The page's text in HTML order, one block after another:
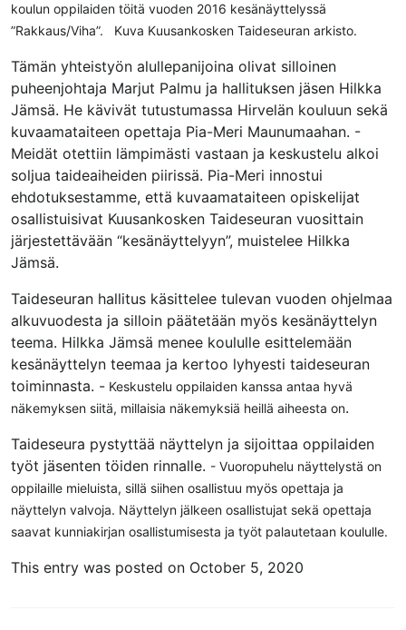
koulun oppilaiden töitä vuoden 2016 kesänäyttelyssä
”Rakkaus/Viha”. Kuva Kuusankosken Taideseuran arkisto.
Tämän yhteistyön alullepanijoina olivat silloinen
puheenjohtaja Marjut Palmu ja hallituksen jäsen Hilkka
Jämsä. He kävivät tutustumassa Hirvelän kouluun sekä
kuvaamataiteen opettaja Pia-Meri Maunumaahan. -
Meidät otettiin lämpimästi vastaan ja keskustelu alkoi
soljua taideaiheiden piirissä. Pia-Meri innostui
ehdotuksestamme, että kuvaamataiteen opiskelijat
osallistuisivat Kuusankosken Taideseuran vuosittain
järjestettävään “kesänäyttelyyn”, muistelee Hilkka
Jämsä.
Taideseuran hallitus käsittelee tulevan vuoden ohjelmaa
alkuvuodesta ja silloin päätetään myös kesänäyttelyn
teema. Hilkka Jämsä menee koululle esittelemään
kesänäyttelyn teemaa ja kertoo lyhyesti taideseuran
toiminnasta. - Keskustelu oppilaiden kanssa antaa hyvä
näkemyksen siitä, millaisia näkemyksiä heillä aiheesta on.
Taideseura pystyttää näyttelyn ja sijoittaa oppilaiden
työt jäsenten töiden rinnalle. - Vuoropuhelu näyttelystä on
oppilaille mieluista, sillä siihen osallistuu myös opettaja ja
näyttelyn valvoja. Näyttelyn jälkeen osallistujat sekä opettaja
saavat kunniakirjan osallistumisesta ja työt palautetaan koululle.
This entry was posted on October 5, 2020